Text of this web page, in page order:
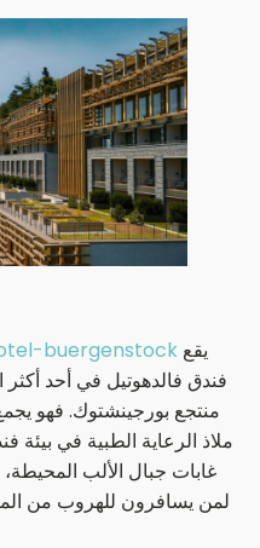
buergenstock
فندق فالدهوتيل في أحد
منتجع بورجينشتوك. فهو
ملاذ الرعاية الطبية في بيئة
غابات جبال الألب
لمن يسافرون للهروب من